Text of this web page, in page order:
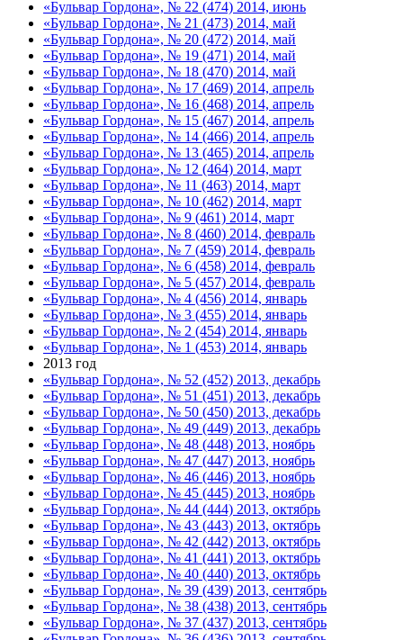
«Бульвар Гордона», № 22 (474) 2014, июнь
«Бульвар Гордона», № 21 (473) 2014, май
«Бульвар Гордона», № 20 (472) 2014, май
«Бульвар Гордона», № 19 (471) 2014, май
«Бульвар Гордона», № 18 (470) 2014, май
«Бульвар Гордона», № 17 (469) 2014, апрель
«Бульвар Гордона», № 16 (468) 2014, апрель
«Бульвар Гордона», № 15 (467) 2014, апрель
«Бульвар Гордона», № 14 (466) 2014, апрель
«Бульвар Гордона», № 13 (465) 2014, апрель
«Бульвар Гордона», № 12 (464) 2014, март
«Бульвар Гордона», № 11 (463) 2014, март
«Бульвар Гордона», № 10 (462) 2014, март
«Бульвар Гордона», № 9 (461) 2014, март
«Бульвар Гордона», № 8 (460) 2014, февраль
«Бульвар Гордона», № 7 (459) 2014, февраль
«Бульвар Гордона», № 6 (458) 2014, февраль
«Бульвар Гордона», № 5 (457) 2014, февраль
«Бульвар Гордона», № 4 (456) 2014, январь
«Бульвар Гордона», № 3 (455) 2014, январь
«Бульвар Гордона», № 2 (454) 2014, январь
«Бульвар Гордона», № 1 (453) 2014, январь
2013 год
«Бульвар Гордона», № 52 (452) 2013, декабрь
«Бульвар Гордона», № 51 (451) 2013, декабрь
«Бульвар Гордона», № 50 (450) 2013, декабрь
«Бульвар Гордона», № 49 (449) 2013, декабрь
«Бульвар Гордона», № 48 (448) 2013, ноябрь
«Бульвар Гордона», № 47 (447) 2013, ноябрь
«Бульвар Гордона», № 46 (446) 2013, ноябрь
«Бульвар Гордона», № 45 (445) 2013, ноябрь
«Бульвар Гордона», № 44 (444) 2013, октябрь
«Бульвар Гордона», № 43 (443) 2013, октябрь
«Бульвар Гордона», № 42 (442) 2013, октябрь
«Бульвар Гордона», № 41 (441) 2013, октябрь
«Бульвар Гордона», № 40 (440) 2013, октябрь
«Бульвар Гордона», № 39 (439) 2013, сентябрь
«Бульвар Гордона», № 38 (438) 2013, сентябрь
«Бульвар Гордона», № 37 (437) 2013, сентябрь